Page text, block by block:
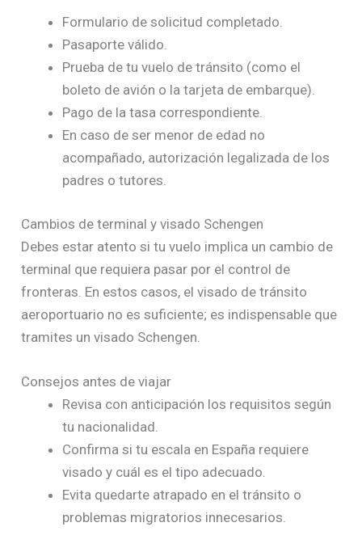
Formulario de solicitud completado.
Pasaporte válido.
Prueba de tu vuelo de tránsito (como el
boleto de avión o la tarjeta de embarque).
Pago de la tasa correspondiente.
En caso de ser menor de edad no
acompañado, autorización legalizada de los
padres o tutores.
Cambios de terminal y visado Schengen
Debes estar atento si tu vuelo implica un cambio de
terminal que requiera pasar por el control de
fronteras. En estos casos, el visado de tránsito
aeroportuario no es suficiente; es indispensable que
tramites un visado Schengen.
Consejos antes de viajar
Revisa con anticipación los requisitos según
tu nacionalidad.
Confirma si tu escala en España requiere
visado y cuál es el tipo adecuado.
Evita quedarte atrapado en el tránsito o
problemas migratorios innecesarios.